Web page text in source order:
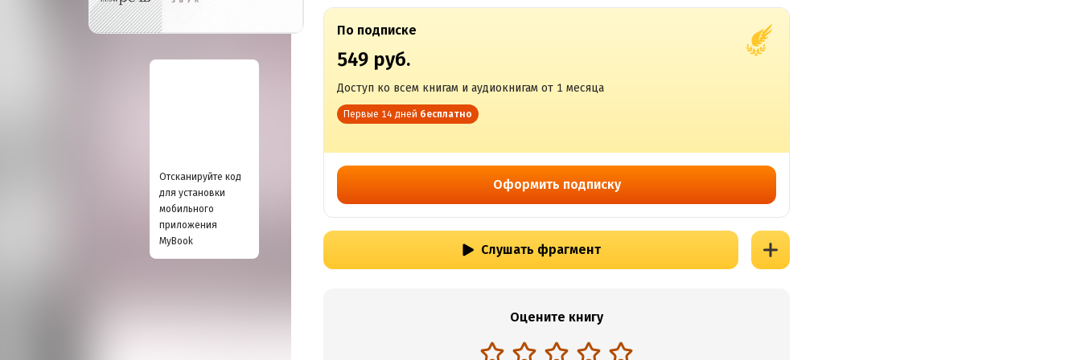
Отсканируйте код
для установки
мобильного
приложения
MyBook
По подписке
549 руб.
Доступ ко всем книгам и аудиокнигам от 1 месяца
Первые 14 дней бесплатно
Оформить подписку
Слушать фрагмент
Оцените книгу